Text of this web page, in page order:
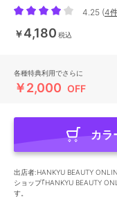
4.25 (4
￥4,180 税込
各種特典利用でさらに
￥2,000 OFF
カラ
出店者:HANKYU BEAUTY
ショップ｢HANKYU BEAUTY
す。